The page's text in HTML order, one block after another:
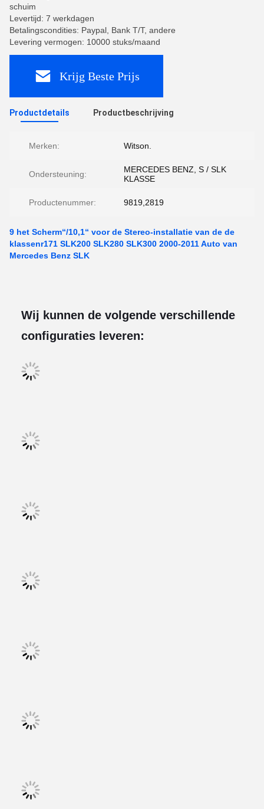
schuim
Levertijd: 7 werkdagen
Betalingscondities: Paypal, Bank T/T, andere
Levering vermogen: 10000 stuks/maand
Krijg Beste Prijs
Productdetails Productbeschrijving
Merken: Witson.
Ondersteuning:
MERCEDES BENZ, S / SLK
KLASSE
Productenummer: 9819,2819
9 het Scherm“/10,1“ voor de Stereo-installatie van de de
klassenr171 SLK200 SLK280 SLK300 2000-2011 Auto van
Mercedes Benz SLK
Wij kunnen de volgende verschillende
configuraties leveren: